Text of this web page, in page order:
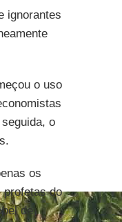
ignorantes
o uso
o
os
profetas do
de